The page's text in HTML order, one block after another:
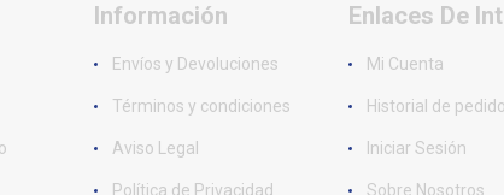
Información
Envíos y Devoluciones
Términos y condiciones
Aviso Legal
Política de Privacidad
Enlaces De
Mi Cuenta
Historial de
Iniciar Sesión
Sobre Nosotros